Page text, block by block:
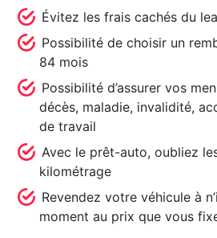
Évitez les frais cachés du
Possibilité de choisir un
84 mois
Possibilité d’assurer vos
décès, maladie, invalidité,
de travail
Avec le prêt-auto, oubliez
kilométrage
Revendez votre véhicule à
moment au prix que vous